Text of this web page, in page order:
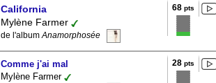
California
Mylène Farmer
de l'albumAnamorphosée
68 pts
Comme j'ai mal
Mylène Farmer
28 pts